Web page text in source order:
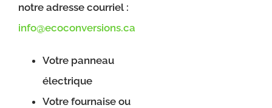
notre adresse courriel :
info@ecoconversions.ca
Votre panneau
électrique
Votre fournaise ou